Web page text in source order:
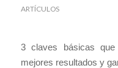
ARTÍCULOS
3 claves básicas
mejores resultados y